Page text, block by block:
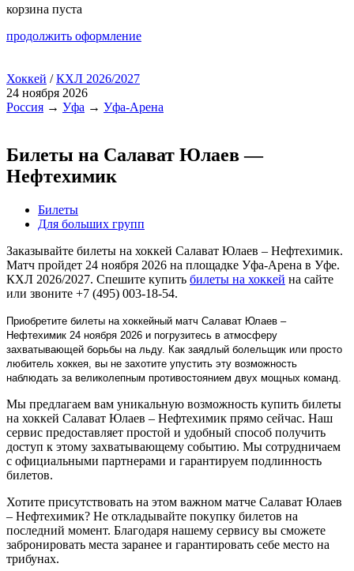
корзина пуста
продолжить оформление
Хоккей /КХЛ 2026/2027
24 ноября 2026
Россия → Уфа → Уфа-Арена
Билеты на Салават Юлаев —
Нефтехимик
Билеты
Для больших групп
Заказывайте билеты на хоккей Салават Юлаев – Нефтехимик.
Матч пройдет 24 ноября 2026 на площадке Уфа-Арена в Уфе.
КХЛ 2026/2027. Спешите купить билеты на хоккей на сайте
или звоните +7 (495) 003-18-54.
Приобретите билеты на хоккейный матч Салават Юлаев –
Нефтехимик 24 ноября 2026 и погрузитесь в атмосферу
захватывающей борьбы на льду. Как заядлый болельщик или просто
любитель хоккея, вы не захотите упустить эту возможность
наблюдать за великолепным противостоянием двух мощных команд.
Мы предлагаем вам уникальную возможность купить билеты
на хоккей Салават Юлаев – Нефтехимик прямо сейчас. Наш
сервис предоставляет простой и удобный способ получить
доступ к этому захватывающему событию. Мы сотрудничаем
с официальными партнерами и гарантируем подлинность
билетов.
Хотите присутствовать на этом важном матче Салават Юлаев
– Нефтехимик? Не откладывайте покупку билетов на
последний момент. Благодаря нашему сервису вы сможете
забронировать места заранее и гарантировать себе место на
трибунах.